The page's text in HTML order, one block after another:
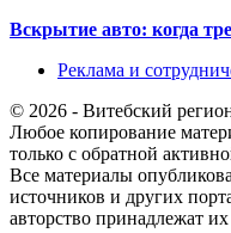
Вскрытие авто: когда
Реклама и
© 2026 - Витебский
Любое копирование
только с обратной
Все материалы
источников и других
авторство принадлежат